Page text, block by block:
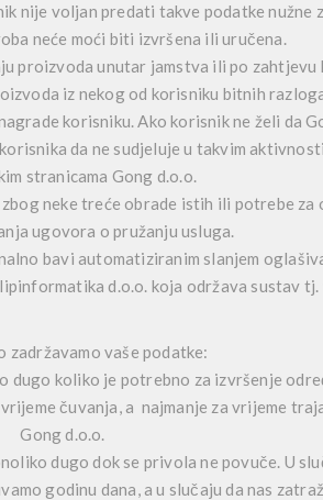
nije voljan predati takve podatke nužne
neće moći biti izvršena ili uručena.
proizvoda unutar jamstva ili po
iz nekog od korisniku bitnih
korisniku. Ako korisnik ne želi da
da ne sudjeluje u takvim
stranicama Gong d.o.o.
neke treće obrade istih ili potrebe za
ugovora o pružanju usluga.
bavi automatiziranim slanjem
d.o.o. koja održava sustav tj.
zadržavamo vaše podatke:
dugo koliko je potrebno za izvršenje
čuvanja, a najmanje za vrijeme
Gong d.o.o.
dugo dok se privola ne povuče. U
godinu dana, a u slučaju da nas